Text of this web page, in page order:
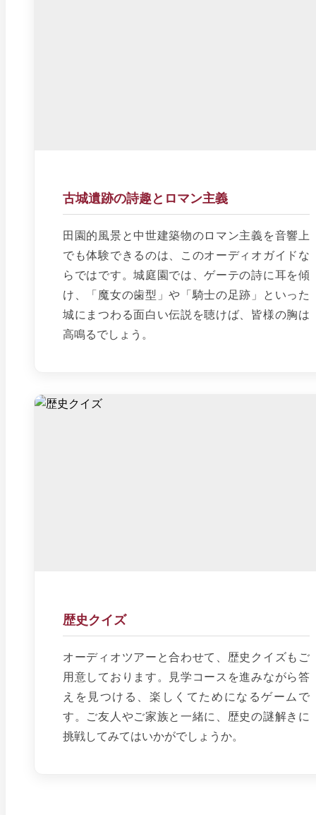
古城遺跡の詩趣とロマン主義
田園的風景と中世建築物のロマン主義を音響上
でも体験できるのは、このオーディオガイドな
らではです。城庭園では、ゲーテの詩に耳を傾
け、「魔女の歯型」や「騎士の足跡」といった
城にまつわる面白い伝説を聴けば、皆様の胸は
高鳴るでしょう。
歴史クイズ
オーディオツアーと合わせて、歴史クイズもご
用意しております。見学コースを進みながら答
えを見つける、楽しくてためになるゲームで
す。ご友人やご家族と一緒に、歴史の謎解きに
挑戦してみてはいかがでしょうか。